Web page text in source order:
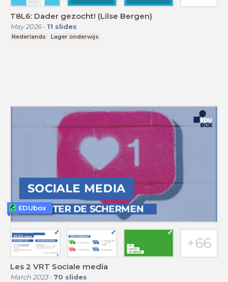
T8L6: Dader gezocht! (Lilse Bergen)
May 2026- 11 slides
Nederlands Lager onderwijs
Les 2 VRT Sociale media
March 2023- 70 slides
EDUbox